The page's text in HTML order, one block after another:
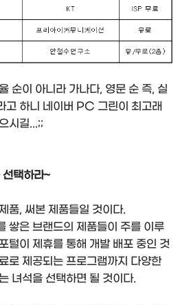
순이 아니라 가나다, 영문 순 즉, 실
고 하니 네이버 PC 그린이 최고래
시길...;;
택하라~
품, 써본 제품들일 것이다.
쌓은 브랜드의 제품들이 주를 이루
털이 제휴를 통해 개발 배포 중인 것
로 제공되는 프로그램까지 다양한
녀석을 선택하면 될 것이다.